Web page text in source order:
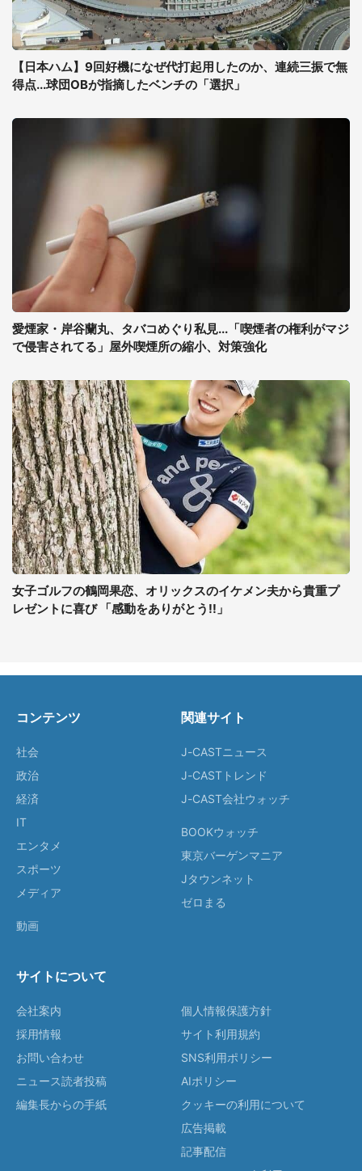
【日本ハム】9回好機になぜ代打起用したのか、連続三振で無
得点...球団OBが指摘したベンチの「選択」
愛煙家・岸谷蘭丸、タバコめぐり私見...「喫煙者の権利がマジ
で侵害されてる」屋外喫煙所の縮小、対策強化
女子ゴルフの鶴岡果恋、オリックスのイケメン夫から貴重プ
レゼントに喜び 「感動をありがとう!!」
コンテンツ
社会
政治
経済
IT
エンタメ
スポーツ
メディア
動画
関連サイト
J-CASTニュース
J-CASTトレンド
J-CAST会社ウォッチ
BOOKウォッチ
東京バーゲンマニア
Jタウンネット
ゼロまる
サイトについて
会社案内
採用情報
お問い合わせ
ニュース読者投稿
編集長からの手紙
個人情報保護方針
サイト利用規約
SNS利用ポリシー
AIポリシー
クッキーの利用について
広告掲載
記事配信